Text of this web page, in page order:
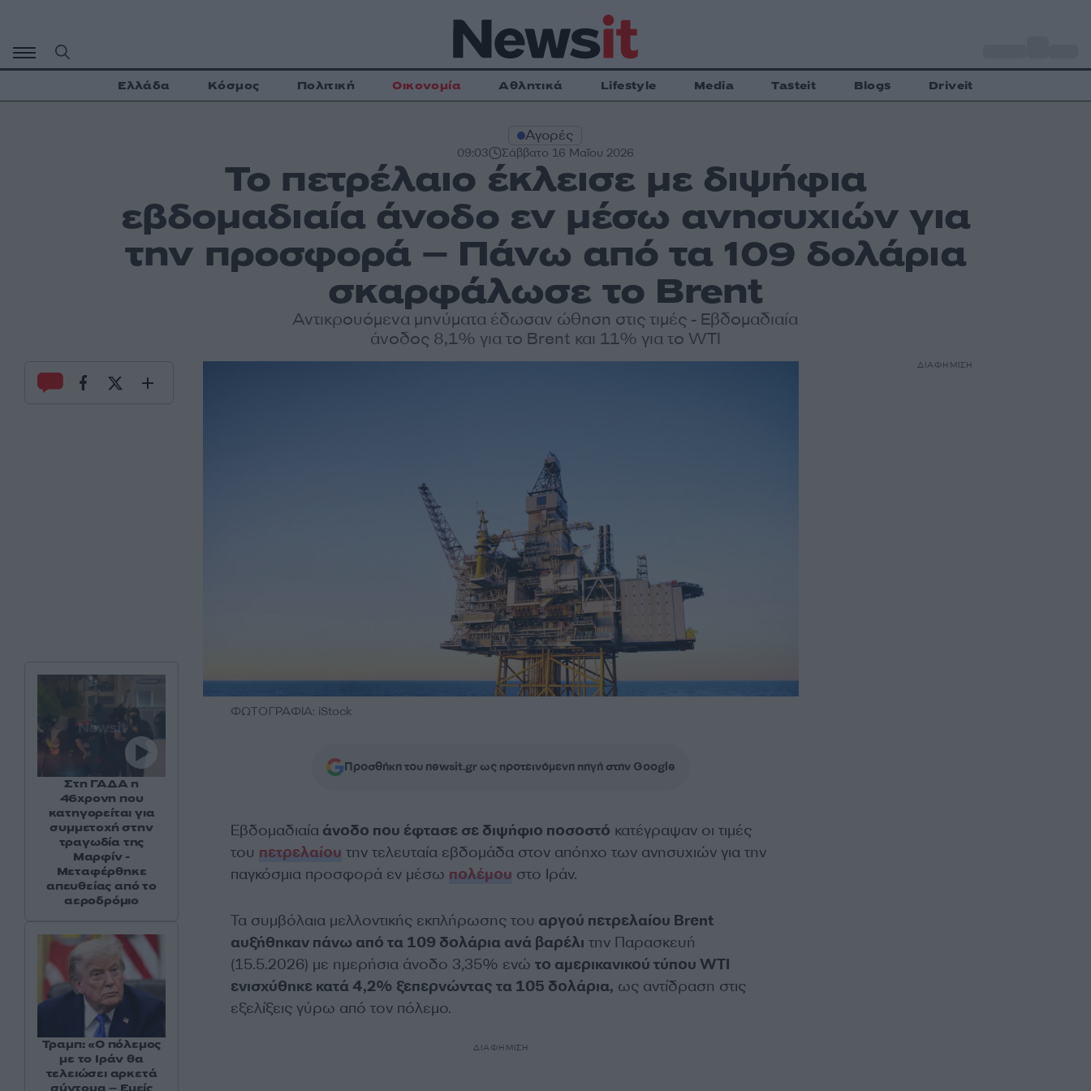
περιεχόμενο
Ελλάδα Κόσμος Πολιτική Οικονομία Αθλητικά Lifestyle Media Tasteit Blogs Driveit
Αγορές
09:03 Σάββατο 16 Μαΐου 2026
Το πετρέλαιο έκλεισε με διψήφια
εβδομαδιαία άνοδο εν μέσω ανησυχιών για
την προσφορά – Πάνω από τα 109 δολάρια
σκαρφάλωσε το Brent
Αντικρουόμενα μηνύματα έδωσαν ώθηση στις τιμές - Εβδομαδιαία
άνοδος 8,1% για το Brent και 11% για το WTI
ΦΩΤΟΓΡΑΦΙΑ: iStock
Προσθήκη του newsit.gr ως προτεινόμενη πηγή στην Google
Εβδομαδιαίαάνοδο που έφτασε σε διψήφιο ποσοστό κατέγραψαν οι τιμές
του πετρελαίου την τελευταία εβδομάδα στον απόηχο των ανησυχιών για την
παγκόσμια προσφορά εν μέσω πολέμου στο Ιράν.
Τα συμβόλαια μελλοντικής εκπλήρωσης του αργού πετρελαίου Brent
αυξήθηκαν πάνω από τα 109 δολάρια ανά βαρέλι την Παρασκευή
(15.5.2026) με ημερήσια άνοδο 3,35% ενώ το αμερικανικού τύπου WTI
ενισχύθηκε κατά 4,2% ξεπερνώντας τα 105 δολάρια, ως αντίδραση στις
εξελίξεις γύρω από τον πόλεμο.
ΔΙΑΦΗΜΙΣΗ
Στη ΓΑΔΑ η
46χρονη που
κατηγορείται για
συμμετοχή στην
τραγωδία της
Μαρφίν -
Μεταφέρθηκε
απευθείας από το
αεροδρόμιο
Τραμπ: «Ο πόλεμος
με το Ιράν θα
τελειώσει αρκετά
ΔΙΑΦΗΜΙΣΗ